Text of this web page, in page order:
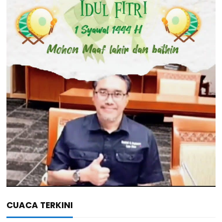
CUACA TERKINI